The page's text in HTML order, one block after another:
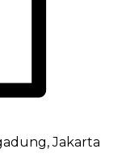
Jakarta